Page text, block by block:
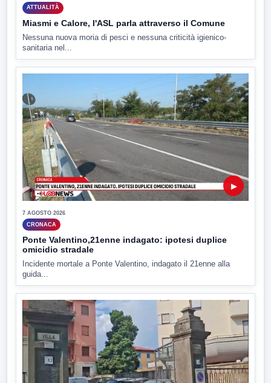
ATTUALITÀ
Miasmi e Calore, l'ASL parla attraverso il Comune
Nessuna nuova moria di pesci e nessuna criticità igienico-
sanitaria nel...
▶
7 AGOSTO 2026
CRONACA
Ponte Valentino,21enne indagato: ipotesi duplice
omicidio stradale
Incidente mortale a Ponte Valentino, indagato il 21enne alla
guida...